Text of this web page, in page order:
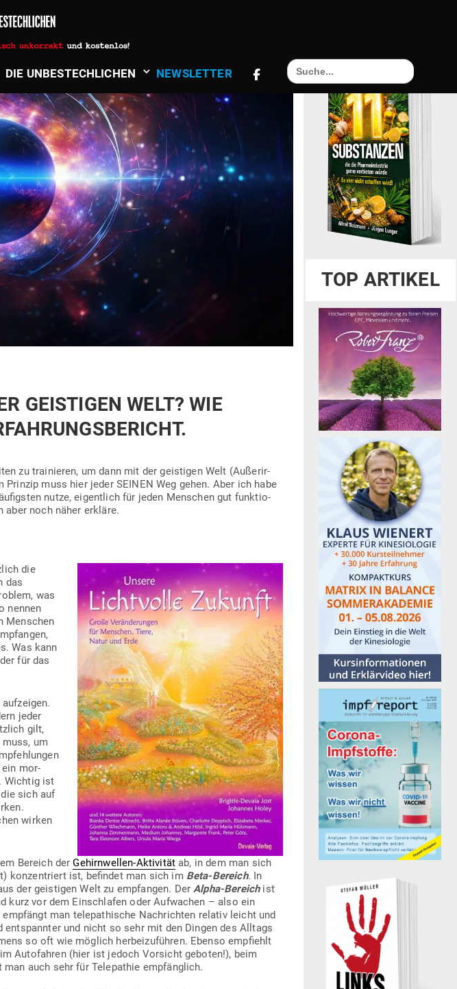
DIE UNBE­STECH­LICHEN NEWS­LETTER
Search
for:
GEIS­TIGEN WELT? WIE
zu trai­nieren, um dann mit der geis­tigen Welt (Außer­ir­
muss hier jeder SEINEN Weg gehen. Aber ich habe
nutze, eigentlich für jeden Men­schen gut funk­tio­
aber noch näher erkläre.
die
das
was
nennen
Men­schen
Was kann
für das
jeder
gilt,
um
ein mor­
Wichtig ist
sich auf
wirken
Bereich derGehirn­wellen-Akti­vität ab, in dem man sich
kon­zen­triert ist, befindet man sich im Beta-Bereich. In
der geis­tigen Welt zu emp­fangen. DerAlpha-Bereichist
kurz vor dem Ein­schlafen oder Auf­wachen – also ein
man tele­pa­thische Nach­richten relativ leicht und
und nicht so sehr mit den Dingen des Alltags
so oft wie möglich her­bei­zu­führen. Ebenso emp­fiehlt
Auto­fahren (hier ist jedoch Vor­sicht geboten!), beim
auch sehr für Tele­pathie empfänglich.
TOP ARTIKEL